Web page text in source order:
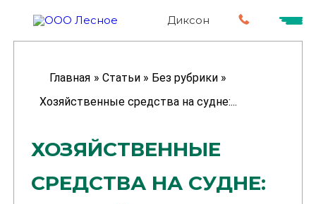
Диксон
Главная » Статьи » Без рубрики »
Хозяйственные средства на судне:...
ХОЗЯЙСТВЕННЫЕ
СРЕДСТВА НА СУДНЕ: